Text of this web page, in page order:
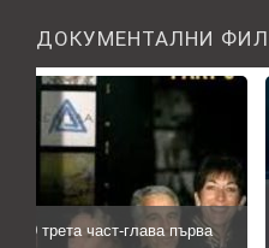
ДОКУМЕНТАЛНИ
част-глава първа